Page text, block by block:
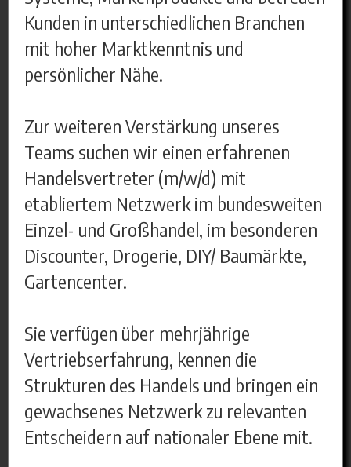
Kunden in unterschiedlichen Branchen
mit hoher Marktkenntnis und
persönlicher Nähe.
Zur weiteren Verstärkung unseres
Teams suchen wir einen erfahrenen
Handelsvertreter (m/w/d) mit
etabliertem Netzwerk im bundesweiten
Einzel- und Großhandel, im besonderen
Discounter, Drogerie, DIY/ Baumärkte,
Gartencenter.
Sie verfügen über mehrjährige
Vertriebserfahrung, kennen die
Strukturen des Handels und bringen ein
gewachsenes Netzwerk zu relevanten
Entscheidern auf nationaler Ebene mit.